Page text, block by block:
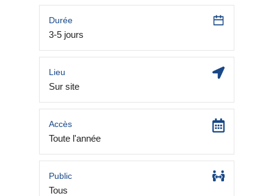
Durée
3-5 jours
Lieu
Sur site
Accès
Toute l'année
Public
Tous